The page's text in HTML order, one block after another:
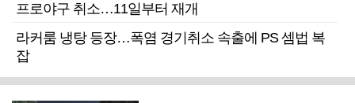
프로야구 취소…11일부터 재개
라커룸 냉탕 등장…폭염 경기취소 속출에 PS 셈법 복
잡